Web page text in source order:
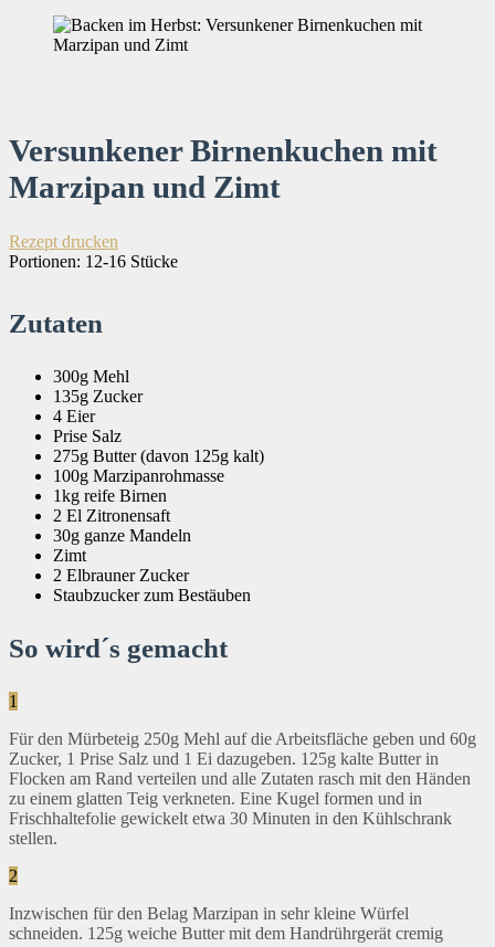
Versunkener Birnenkuchen mit
Marzipan und Zimt
Rezept drucken
Portionen: 12-16 Stücke
Zutaten
300g Mehl
135g Zucker
4 Eier
Prise Salz
275g Butter (davon 125g kalt)
100g Marzipanrohmasse
1kg reife Birnen
2 El Zitronensaft
30g ganze Mandeln
Zimt
2 Elbrauner Zucker
Staubzucker zum Bestäuben
So wird´s gemacht
1
Für den Mürbeteig 250g Mehl auf die Arbeitsfläche geben und 60g
Zucker, 1 Prise Salz und 1 Ei dazugeben. 125g kalte Butter in
Flocken am Rand verteilen und alle Zutaten rasch mit den Händen
zu einem glatten Teig verkneten. Eine Kugel formen und in
Frischhaltefolie gewickelt etwa 30 Minuten in den Kühlschrank
stellen.
2
Inzwischen für den Belag Marzipan in sehr kleine Würfel
schneiden. 125g weiche Butter mit dem Handrührgerät cremig